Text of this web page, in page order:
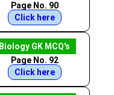
Page No. 90
Click here
Biology GK MCQ's
Page No. 92
Click here